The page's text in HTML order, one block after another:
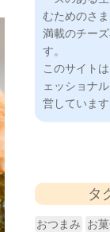
むためのさ
満載のチー
す。
このサイト
ェッショナ
営しています
タ
おつまみ お